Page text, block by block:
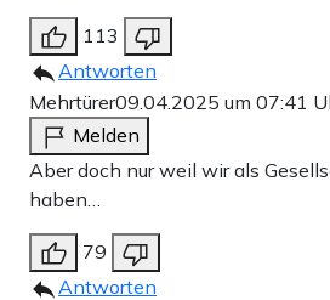
113
Antworten
Mehrtürer09.04.2025 um 07:41
Melden
Aber doch nur weil wir als
haben…
79
Antworten